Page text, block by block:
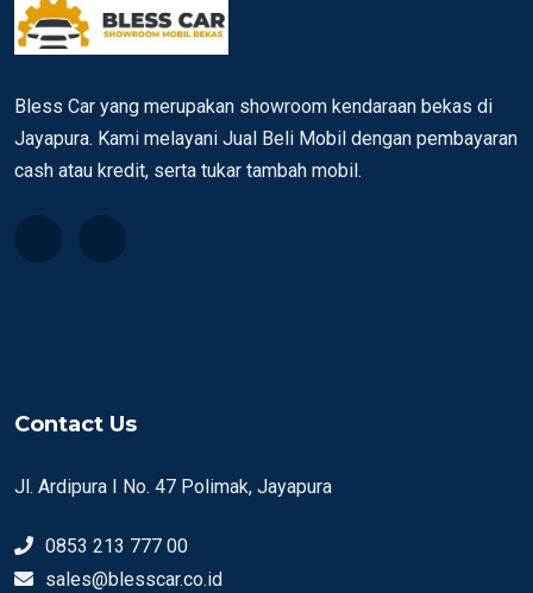
Bless Car yang merupakan showroom kendaraan bekas di
Jayapura. Kami melayani Jual Beli Mobil dengan pembayaran
cash atau kredit, serta tukar tambah mobil.
Contact Us
Jl. Ardipura I No. 47 Polimak, Jayapura
0853 213 777 00
sales@blesscar.co.id